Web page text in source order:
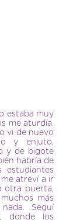
estaba muy
me aturdía.
vi de nuevo
y enjuto,
y de bigote
habría de
estudiantes
atreví a ir
otra puerta,
más
Seguí
donde los